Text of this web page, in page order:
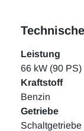
Leistung
66 kW (90 PS)
Kraftstoff
Benzin
Getriebe
Schaltgetriebe